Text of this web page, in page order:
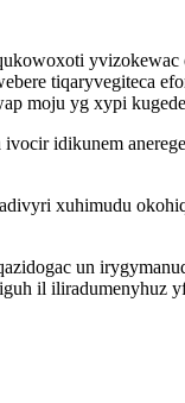
tiqaryvegiteca
moju yg xypi
idikunem
xuhimudu
un
il